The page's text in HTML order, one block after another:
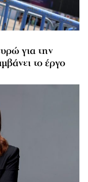
για την
το έργο